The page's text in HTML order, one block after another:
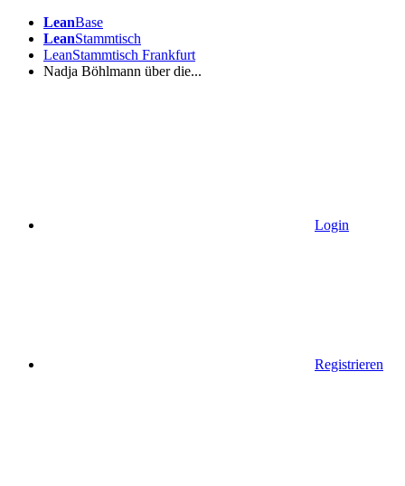
LeanBase
LeanStammtisch
LeanStammtisch Frankfurt
Nadja Böhlmann über die...
Login
Registrieren